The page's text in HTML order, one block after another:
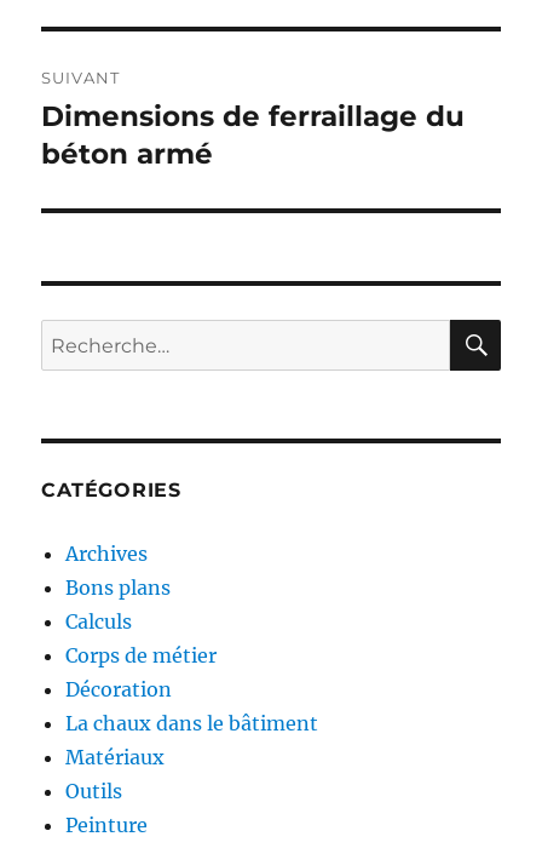
SUIVANT
Publication
suivante :
Dimensions de ferraillage du
béton armé
Recherche
pour :
CATÉGORIES
Archives
Bons plans
Calculs
Corps de métier
Décoration
La chaux dans le bâtiment
Matériaux
Outils
Peinture